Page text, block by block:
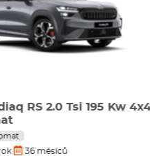
2.0 Tsi 195 Kw 4x4
měsíců